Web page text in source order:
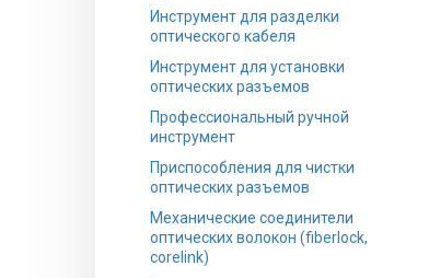
Инструмент для разделки
оптического кабеля
Инструмент для установки
оптических разъемов
Профессиональный ручной
инструмент
Приспособления для чистки
оптических разъемов
Механические соединители
оптических волокон (fiberlock,
corelink)